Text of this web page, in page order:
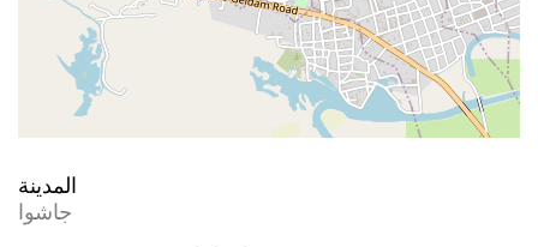
المدينة
جاشوا